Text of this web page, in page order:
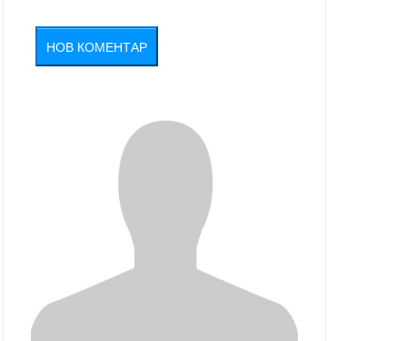
НОВ КОМЕНТАР